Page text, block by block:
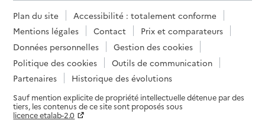
Plan du site
Accessibilité : totalement conforme
Mentions légales
Contact
Prix et comparateurs
Données personnelles
Gestion des cookies
Politique des cookies
Outils de communication
Partenaires
Historique des évolutions
Sauf mention explicite de propriété intellectuelle détenue par des
tiers, les contenus de ce site sont proposés sous
licence etalab-2.0